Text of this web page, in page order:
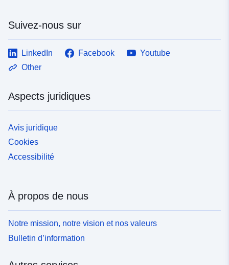
Suivez-nous sur
LinkedIn Facebook
Youtube
Other
Aspects juridiques
Avis juridique
Cookies
Accessibilité
À propos de nous
Notre mission, notre vision et nos valeurs
Bulletin d’information